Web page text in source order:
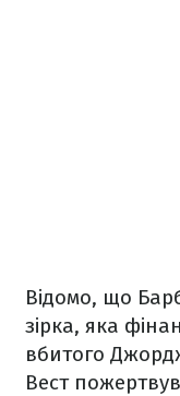
Відомо, що
зірка, яка
вбитого
Вест